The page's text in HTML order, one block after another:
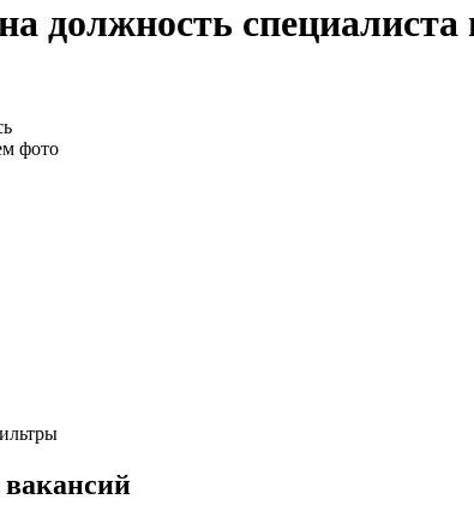
должность
фото